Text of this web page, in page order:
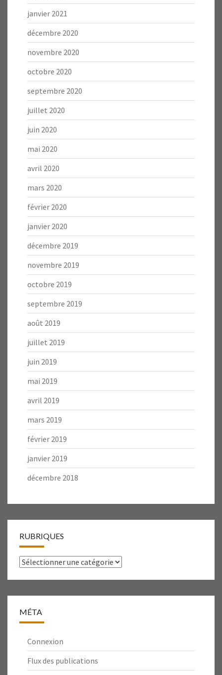
janvier 2021
décembre 2020
novembre 2020
octobre 2020
septembre 2020
juillet 2020
juin 2020
mai 2020
avril 2020
mars 2020
février 2020
janvier 2020
décembre 2019
novembre 2019
octobre 2019
septembre 2019
août 2019
juillet 2019
juin 2019
mai 2019
avril 2019
mars 2019
février 2019
janvier 2019
décembre 2018
RUBRIQUES
Rubriques
MÉTA
Connexion
Flux des publications